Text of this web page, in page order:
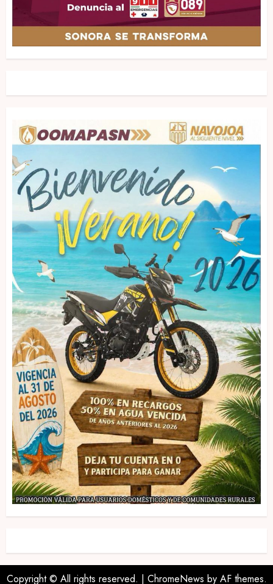
Copyright © All rights reserved. | ChromeNews by AF themes.